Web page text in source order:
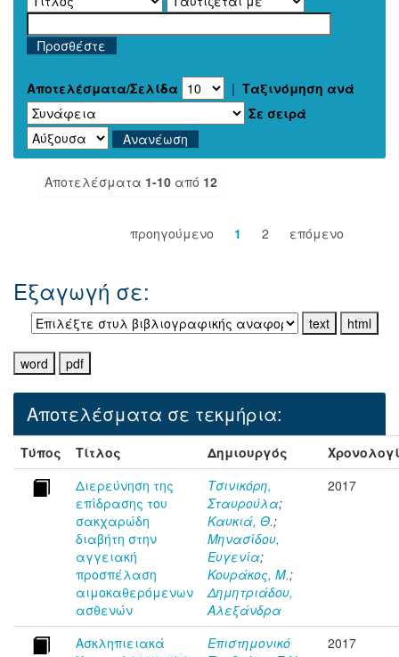
Αποτελέσματα/Σελίδα | Ταξινόμηση ανά
Σε σειρά
Αποτελέσματα 1-10 από 12
προηγούμενο 1 2 επόμενο
Εξαγωγή σε:
Αποτελέσματα σε τεκμήρια:
Τύπος Τίτλος Δημιουργός
Διερεύνηση της
επίδρασης του
σακχαρώδη
διαβήτη στην
αγγειακή
προσπέλαση
αιμοκαθερόμενων
ασθενών
Τσινικόρη,
Σταυρούλα;
Καυκιά, Θ.;
Μηνασίδου,
Ευγενία;
Κουράκος, M.;
Δημητριάδου,
Αλεξάνδρα
2017
Ασκληπιειακά
Επιστημονικό
2017